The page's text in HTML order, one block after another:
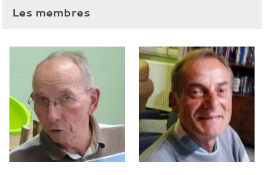
Les membres